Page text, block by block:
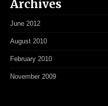
Archives
June 2012
August 2010
February 2010
November 2009